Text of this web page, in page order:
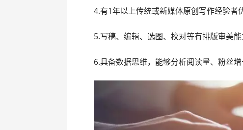
4.有1年以上传统或新媒体原创写作经验者
5.写稿、编辑、选图、校对等有排版审美能
6.具备数据思维，能够分析阅读量、粉丝增